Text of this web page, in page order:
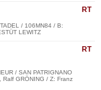
RT
/ 106MN84 / B:
LEWITZ
RT
/ SAN PATRIGNANO
GRÖNING / Z: Franz